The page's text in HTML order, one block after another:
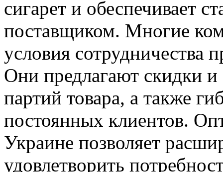
сигарет и обеспечивает
поставщиком. Многие
условия сотрудничества
Они предлагают скидки
партий товара, а также
постоянных клиентов.
Украине позволяет
удовлетворить